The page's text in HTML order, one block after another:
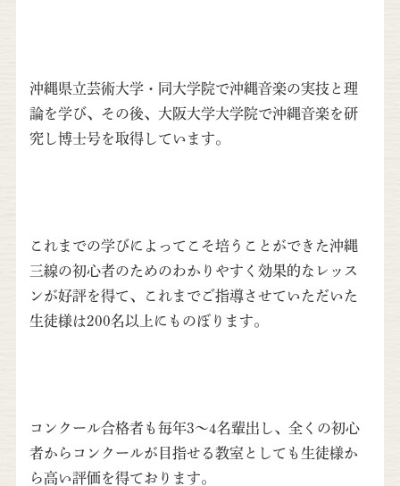
沖縄県立芸術大学・同大学院で沖縄音楽の実技と理
論を学び、その後、大阪大学大学院で沖縄音楽を研
究し博士号を取得しています。
これまでの学びによってこそ培うことができた沖縄
三線の初心者のためのわかりやすく効果的なレッス
ンが好評を得て、これまでご指導させていただいた
生徒様は200名以上にものぼります。
コンクール合格者も毎年3～4名輩出し、全くの初心
者からコンクールが目指せる教室としても生徒様か
ら高い評価を得ております。